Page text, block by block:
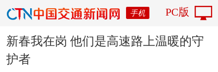
手机 PC版
新春我在岗 他们是高速路上温暖的守
护者